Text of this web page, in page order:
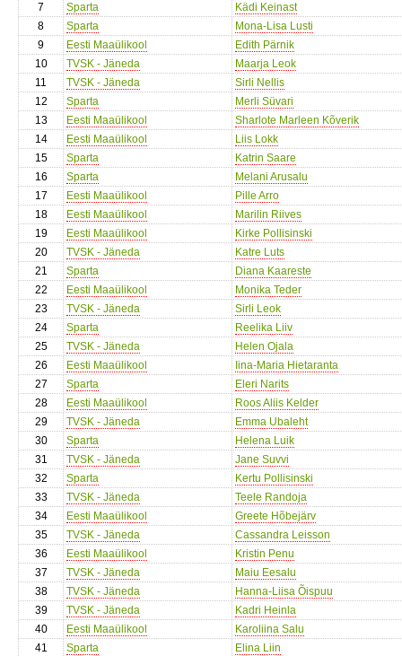
7
Sparta
Kädi Keinast
8
Sparta
Mona-Lisa Lusti
9
Eesti Maaülikool
Edith Pärnik
10
TVSK - Jäneda
Maarja Leok
11
TVSK - Jäneda
Sirli Nellis
12
Sparta
Merli Süvari
13
Eesti Maaülikool
Sharlote Marleen Kõverik
14
Eesti Maaülikool
Liis Lokk
15
Sparta
Katrin Saare
16
Sparta
Melani Arusalu
17
Eesti Maaülikool
Pille Arro
18
Eesti Maaülikool
Marilin Riives
19
Eesti Maaülikool
Kirke Pollisinski
20
TVSK - Jäneda
Katre Luts
21
Sparta
Diana Kaareste
22
Eesti Maaülikool
Monika Teder
23
TVSK - Jäneda
Sirli Leok
24
Sparta
Reelika Liiv
25
TVSK - Jäneda
Helen Ojala
26
Eesti Maaülikool
Iina-Maria Hietaranta
27
Sparta
Eleri Narits
28
Eesti Maaülikool
Roos Aliis Kelder
29
TVSK - Jäneda
Emma Ubaleht
30
Sparta
Helena Luik
31
TVSK - Jäneda
Jane Suvvi
32
Sparta
Kertu Pollisinski
33
TVSK - Jäneda
Teele Randoja
34
Eesti Maaülikool
Greete Hõbejärv
35
TVSK - Jäneda
Cassandra Leisson
36
Eesti Maaülikool
Kristin Penu
37
TVSK - Jäneda
Maiu Eesalu
38
TVSK - Jäneda
Hanna-Liisa Õispuu
39
TVSK - Jäneda
Kadri Heinla
40
Eesti Maaülikool
Karoliina Salu
41
Sparta
Elina Liin